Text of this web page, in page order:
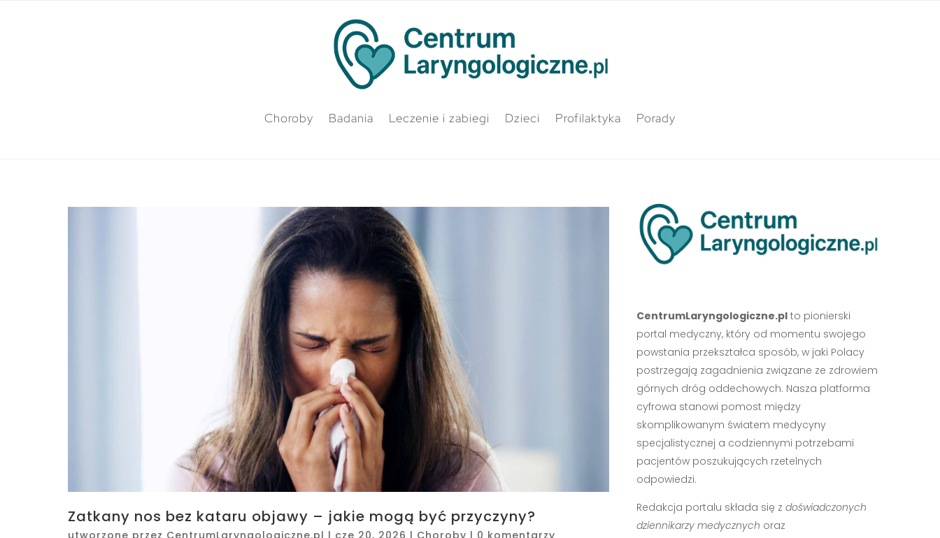
Choroby Badania Leczenie i zabiegi Dzieci Profilaktyka Porady
Zatkany nos bez kataru objawy – jakie mogą być przyczyny?
CentrumLaryngologiczne.plto pionierski
portal medyczny, który od momentu swojego
powstania przekształca sposób, w jaki Polacy
postrzegają zagadnienia związane ze zdrowiem
górnych dróg oddechowych. Nasza platforma
cyfrowa stanowi pomost między
skomplikowanym światem medycyny
specjalistycznej a codziennymi potrzebami
pacjentów poszukujących rzetelnych
odpowiedzi.
Redakcja portalu składa się z doświadczonych
dziennikarzy medycznych oraz